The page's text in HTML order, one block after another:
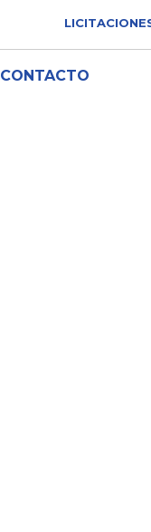
CONTACTO